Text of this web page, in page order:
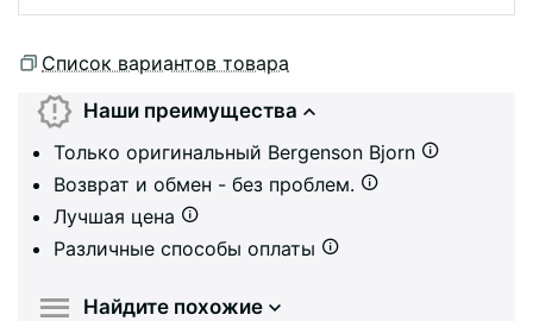
Список вариантов товара
Наши преимущества
Только оригинальный Bergenson Bjorn
Возврат и обмен - без проблем.
Лучшая цена
Различные способы оплаты
Найдите похожие